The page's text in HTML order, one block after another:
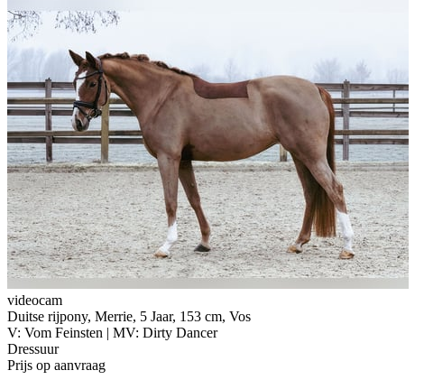
videocam
Duitse rijpony, Merrie, 5 Jaar, 153 cm, Vos
V: Vom Feinsten | MV: Dirty Dancer
Dressuur
Prijs op aanvraag